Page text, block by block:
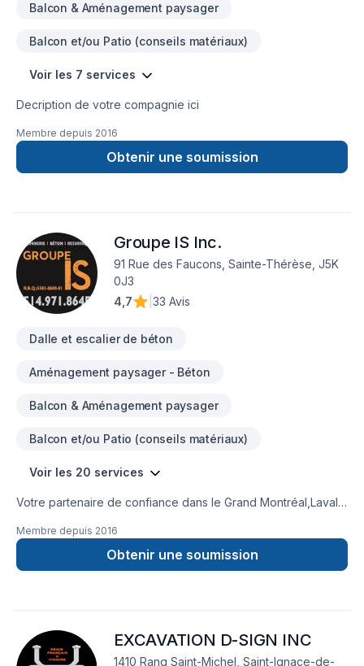
Balcon & Aménagement paysager
Balcon et/ou Patio (conseils matériaux)
Voir les 7 services
Decription de votre compagnie ici
Membre depuis 2016
Obtenir une soumission
Groupe IS Inc.
91 Rue des Faucons, Sainte-Thérèse, J5K
0J3
4,7
33 Avis
Dalle et escalier de béton
Aménagement paysager - Béton
Balcon & Aménagement paysager
Balcon et/ou Patio (conseils matériaux)
Voir les 20 services
Votre partenaire de confiance dans le Grand Montréal,Laval
vos travaux de maçonnerie, de réparation et resurfaçage de
béton et offre aussi les services de : Crépis, Calfeutrage,
Démolition, Fissures de Fondations, Mûrets de
résultats au-delà de vos attentes. Transformons ensemble
vos idées en réalité. Contactez-nous dès maintenant. Groupe
Membre depuis 2016
Obtenir une soumission
EXCAVATION D-SIGN INC
1410 Rang Saint-Michel, Saint-Ignace-de-